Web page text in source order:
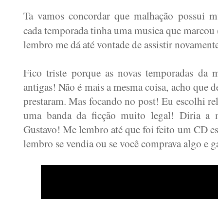
Ta vamos concordar que malhação possui
cada temporada tinha uma musica que
lembro me dá até vontade de assistir
Fico triste porque as novas temporadas da
antigas! Não é mais a mesma coisa, acho que
prestaram. Mas focando no post! Eu escolhi
uma banda da ficção muito legal! Diria a
Gustavo! Me lembro até que foi feito um CD
lembro se vendia ou se você comprava algo e